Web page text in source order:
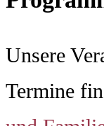
Unsere
Termine